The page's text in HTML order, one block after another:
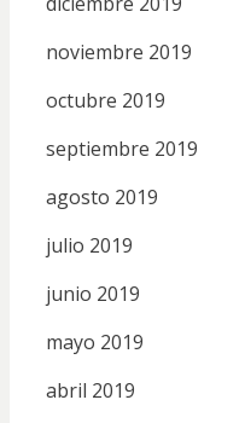
noviembre 2019
octubre 2019
septiembre 2019
agosto 2019
julio 2019
junio 2019
mayo 2019
abril 2019